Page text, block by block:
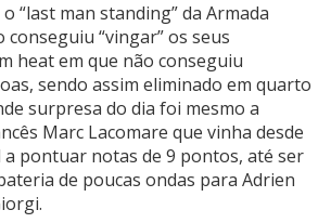
“last man standing” da Armada
conseguiu “vingar” os seus
heat em que não conseguiu
sendo assim eliminado em quarto
surpresa do dia foi mesmo a
Marc Lacomare que vinha desde
pontuar notas de 9 pontos, até ser
de poucas ondas para Adrien